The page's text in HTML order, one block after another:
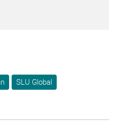
SLU Global